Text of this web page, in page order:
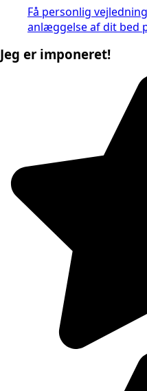
Få personlig
anlæggelse af dit bed
Jeg er imponeret!